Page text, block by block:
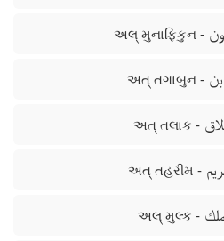
- અલ્ મુનાફિકુન
- અત્ તગાબુન
- અત્ તલાક
- અત્ તહરીમ
- અલ્ મુલ્ક